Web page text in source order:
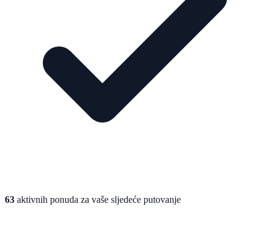
63 aktivnih ponuda za vaše sljedeće putovanje